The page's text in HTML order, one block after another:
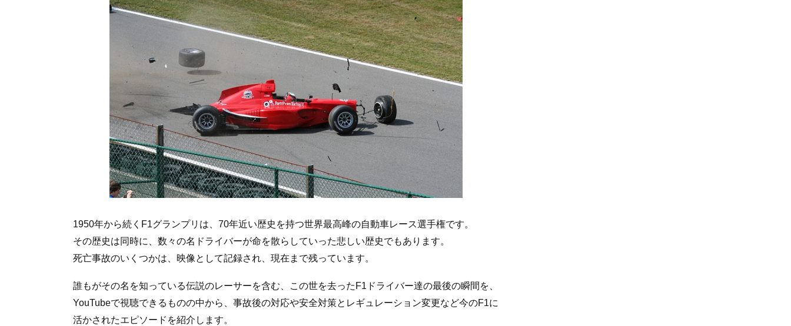
1950年から続くF1グランプリは、70年近い歴史を持つ世界最高峰の自動車レース選手権です。
その歴史は同時に、数々の名ドライバーが命を散らしていった悲しい歴史でもあります。
死亡事故のいくつかは、映像として記録され、現在まで残っています。
誰もがその名を知っている伝説のレーサーを含む、この世を去ったF1ドライバー達の最後の瞬間を、
YouTubeで視聴できるものの中から、事故後の対応や安全対策とレギュレーション変更など今のF1に
活かされたエピソードを紹介します。